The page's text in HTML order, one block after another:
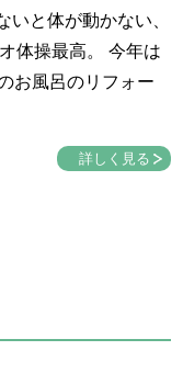
と体が動かない、
体操最高。 今年は
お風呂のリフォー
詳しく見る